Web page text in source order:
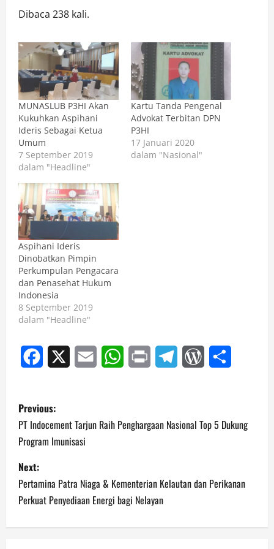
Dibaca 238 kali.
MUNASLUB P3HI Akan
Kukuhkan Aspihani
Ideris Sebagai Ketua
Umum
7 September 2019
dalam "Headline"
Kartu Tanda Pengenal
Advokat Terbitan DPN
P3HI
17 Januari 2020
dalam "Nasional"
Aspihani Ideris
Dinobatkan Pimpin
Perkumpulan Pengacara
dan Penasehat Hukum
Indonesia
8 September 2019
dalam "Headline"
Facebook Email WhatsApp
Print TelegramWordPress
P
o
s
t
n
a
Previous:
PT Indocement Tarjun Raih Penghargaan Nasional Top 5 Dukung
Program Imunisasi
Next:
Pertamina Patra Niaga & Kementerian Kelautan dan Perikanan
Perkuat Penyediaan Energi bagi Nelayan